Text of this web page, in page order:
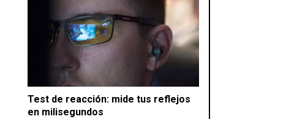
Test de reacción: mide tus reflejos
en milisegundos